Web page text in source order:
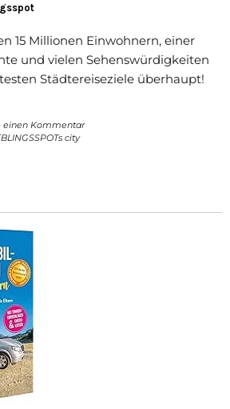
15 Millionen Einwohnern, einer
und vielen Sehenswürdigkeiten
Städtereiseziele überhaupt!
einen Kommentar
city